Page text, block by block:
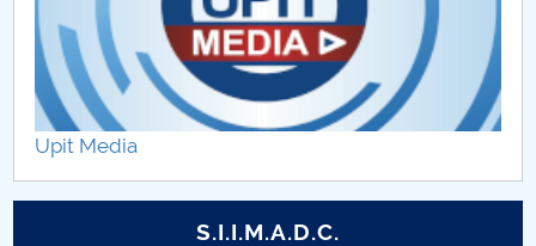
Hotărâri Senat din 9 februarie 2018
Hotărâri Senat din 12 martie 2018
Hotărâri Senat 26 martie 2018
Upit Media
S.I.I.M.A.D.C.